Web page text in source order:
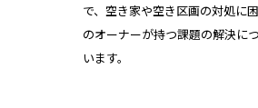
で、空き家や空き区画の対処に
のオーナーが持つ課題の解決に
います。